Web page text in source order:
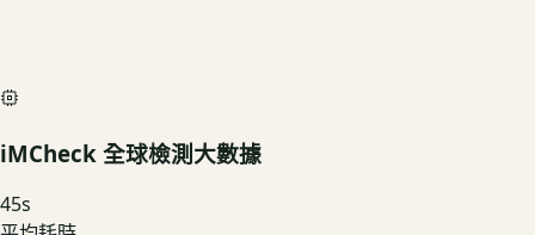
iMCheck 全球檢測大數據
45s